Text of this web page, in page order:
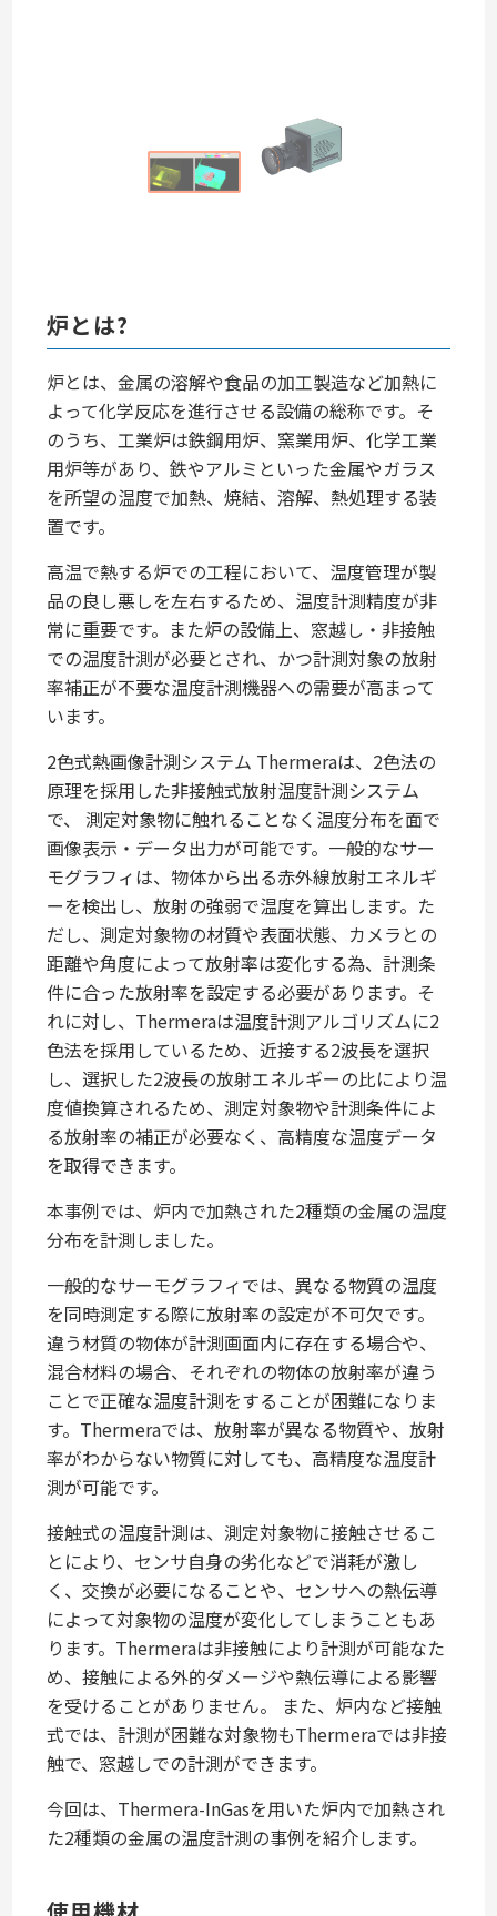
炉とは?
炉とは、金属の溶解や食品の加工製造など加熱に
よって化学反応を進行させる設備の総称です。そ
のうち、工業炉は鉄鋼用炉、窯業用炉、化学工業
用炉等があり、鉄やアルミといった金属やガラス
を所望の温度で加熱、焼結、溶解、熱処理する装
置です。
高温で熱する炉での工程において、温度管理が製
品の良し悪しを左右するため、温度計測精度が非
常に重要です。また炉の設備上、窓越し・非接触
での温度計測が必要とされ、かつ計測対象の放射
率補正が不要な温度計測機器への需要が高まって
います。
2色式熱画像計測システム Thermeraは、2色法の
原理を採用した非接触式放射温度計測システム
で、 測定対象物に触れることなく温度分布を面で
画像表示・データ出力が可能です。一般的なサー
モグラフィは、物体から出る赤外線放射エネルギ
ーを検出し、放射の強弱で温度を算出します。た
だし、測定対象物の材質や表面状態、カメラとの
距離や角度によって放射率は変化する為、計測条
件に合った放射率を設定する必要があります。そ
れに対し、Thermeraは温度計測アルゴリズムに2
色法を採用しているため、近接する2波長を選択
し、選択した2波長の放射エネルギーの比により温
度値換算されるため、測定対象物や計測条件によ
る放射率の補正が必要なく、高精度な温度データ
を取得できます。
本事例では、炉内で加熱された2種類の金属の温度
分布を計測しました。
一般的なサーモグラフィでは、異なる物質の温度
を同時測定する際に放射率の設定が不可欠です。
違う材質の物体が計測画面内に存在する場合や、
混合材料の場合、それぞれの物体の放射率が違う
ことで正確な温度計測をすることが困難になりま
す。Thermeraでは、放射率が異なる物質や、放射
率がわからない物質に対しても、高精度な温度計
測が可能です。
接触式の温度計測は、測定対象物に接触させるこ
とにより、センサ自身の劣化などで消耗が激し
く、交換が必要になることや、センサへの熱伝導
によって対象物の温度が変化してしまうこともあ
ります。Thermeraは非接触により計測が可能なた
め、接触による外的ダメージや熱伝導による影響
を受けることがありません。 また、炉内など接触
式では、計測が困難な対象物もThermeraでは非接
触で、窓越しでの計測ができます。
今回は、Thermera-InGasを用いた炉内で加熱され
た2種類の金属の温度計測の事例を紹介します。